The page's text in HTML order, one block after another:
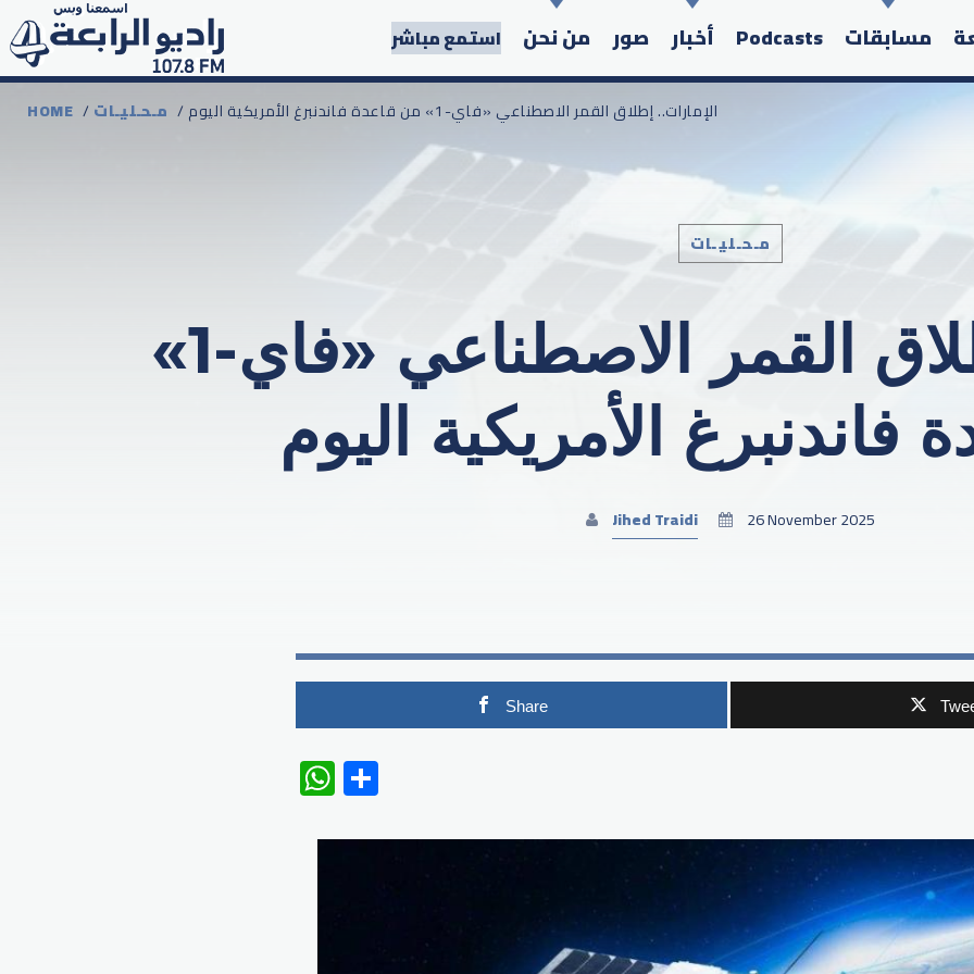
مسابقات Podcasts أخبار صور من نحن استمع مباشر
Search in the website:
HOME /مـحـليـات / الإمارات.. إطلاق القمر الاصطناعي «فاي-1» من قاعدة فاندنبرغ الأمريكية اليوم
مـحـليـات
الإمارات.. إطلاق القمر الاصطناعي «فاي-1»
فاندنبرغ الأمريكية اليوم
Jihed Traidi 26 November 2025
Share
WhatsApp